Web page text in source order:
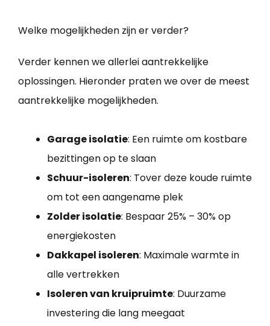
Welke mogelijkheden zijn er verder?
Verder kennen we allerlei aantrekkelijke
oplossingen. Hieronder praten we over de meest
aantrekkelijke mogelijkheden.
Garage isolatie: Een ruimte om kostbare
bezittingen op te slaan
Schuur-isoleren: Tover deze koude ruimte
om tot een aangename plek
Zolder isolatie: Bespaar 25% – 30% op
energiekosten
Dakkapel isoleren: Maximale warmte in
alle vertrekken
Isoleren van kruipruimte: Duurzame
investering die lang meegaat